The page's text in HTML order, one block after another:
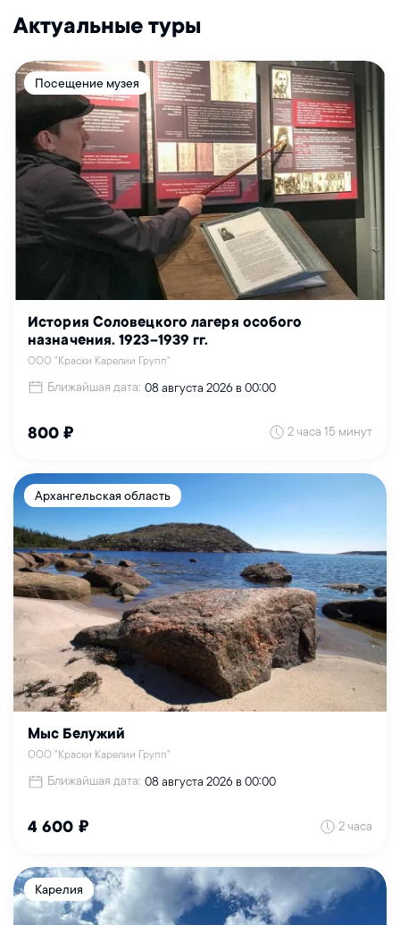
Актуальные туры
Посещение музея
История Соловецкого лагеря особого
назначения. 1923–1939 гг.
ООО "Краски Карелии Групп"
Ближайшая дата: 08 августа 2026 в 00:00
800 ₽ 2 часа 15 минут
Архангельская область
Мыс Белужий
ООО "Краски Карелии Групп"
Ближайшая дата: 08 августа 2026 в 00:00
4 600 ₽ 2 часа
Карелия